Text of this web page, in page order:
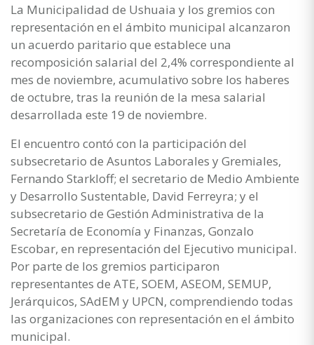
La Municipalidad de Ushuaia y los gremios con
representación en el ámbito municipal alcanzaron
un acuerdo paritario que establece una
recomposición salarial del 2,4% correspondiente al
mes de noviembre, acumulativo sobre los haberes
de octubre, tras la reunión de la mesa salarial
desarrollada este 19 de noviembre.
El encuentro contó con la participación del
subsecretario de Asuntos Laborales y Gremiales,
Fernando Starkloff; el secretario de Medio Ambiente
y Desarrollo Sustentable, David Ferreyra; y el
subsecretario de Gestión Administrativa de la
Secretaría de Economía y Finanzas, Gonzalo
Escobar, en representación del Ejecutivo municipal.
Por parte de los gremios participaron
representantes de ATE, SOEM, ASEOM, SEMUP,
Jerárquicos, SAdEM y UPCN, comprendiendo todas
las organizaciones con representación en el ámbito
municipal.